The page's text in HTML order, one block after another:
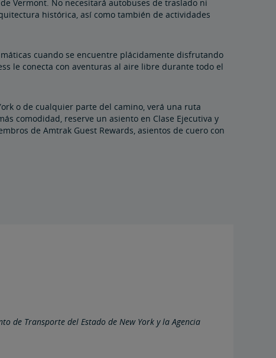
Vermont. No necesitará autobuses de traslado ni
histórica, así como también de actividades
cuando se encuentre plácidamente disfrutando
le conecta con aventuras al aire libre durante todo el
o de cualquier parte del camino, verá una ruta
comodidad, reserve un asiento en Clase Ejecutiva y
de Amtrak Guest Rewards, asientos de cuero con
de Transporte del Estado de New York y la Agencia